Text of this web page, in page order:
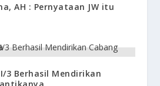
AH : Pernyataan JW itu
3 Berhasil Mendirikan